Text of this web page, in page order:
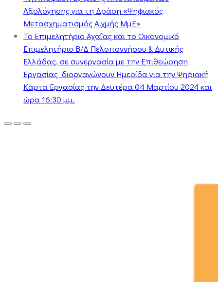
Αξιολόγησης για τη Δράση «Ψηφιακός
Μετασχηματισμός Αιχμής ΜμΕ»
Το Επιμελητήριο Αχαΐας και το Οικονομικό
Επιμελητήριο Β/Δ Πελοποννήσου & Δυτικής
Ελλάδας, σε συνεργασία με την Επιθεώρηση
Εργασίας διοργανώνουν Ημερίδα για την Ψηφιακή
Κάρτα Εργασίας την Δευτέρα 04 Μαρτίου 2024 και
ώρα 16:30 μμ.